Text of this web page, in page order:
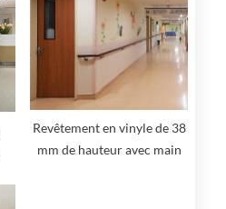
Revêtement en vinyle de 38
mm de hauteur avec main